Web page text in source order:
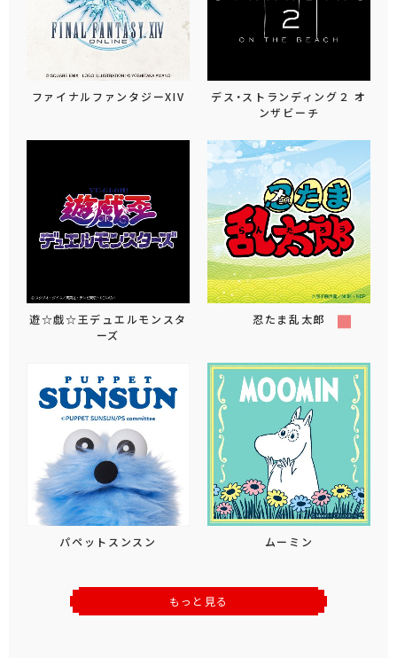
ファイナルファンタジーXIV
デス・ストランディング２ オ
ンザビーチ
遊☆戯☆王デュエルモンスタ
ーズ
忍たま乱太郎
パペットスンスン ムーミン
もっと見る